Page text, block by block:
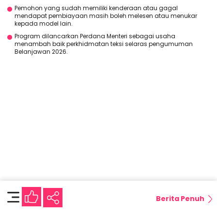
Pemohon yang sudah memiliki kenderaan atau gagal
mendapat pembiayaan masih boleh melesen atau menukar
kepada model lain.
Program dilancarkan Perdana Menteri sebagai usaha
menambah baik perkhidmatan teksi selaras pengumuman
Belanjawan 2026.
Berita Penuh